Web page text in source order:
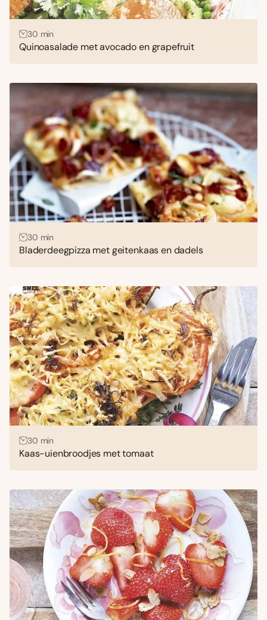
30 min
Quinoasalade met avocado en grapefruit
30 min
Bladerdeegpizza met geitenkaas en dadels
30 min
Kaas-uienbroodjes met tomaat